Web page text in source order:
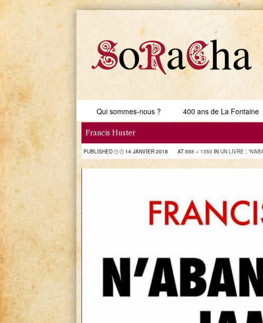
Menu
Skip to content
Qui sommes-nous ? 400 ans de La Fontaine
Francis Huster
PUBLISHED 14 JANVIER 2018 AT 888 × 1350 IN UN LIVRE :